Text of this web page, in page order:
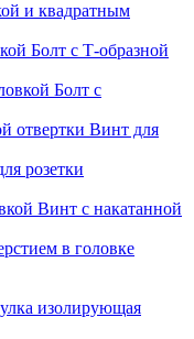
и квадратным
Болт с Т-образной
Болт с
Винт для
розетки
Винт с накатанной
в головке
изолирующая